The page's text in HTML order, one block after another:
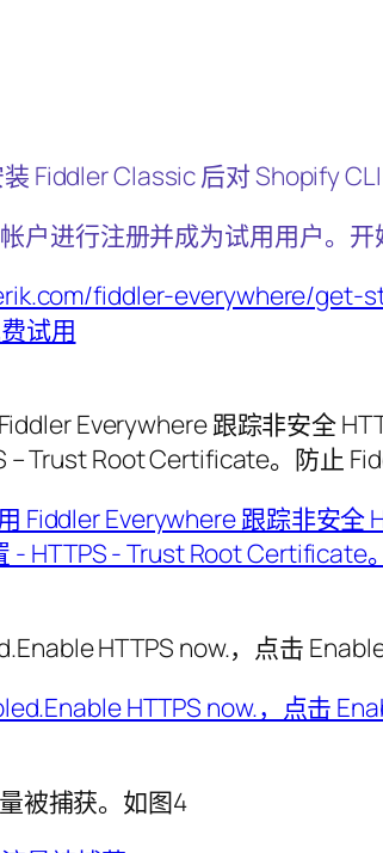
Fiddler Classic 后对 Shopify
户进行注册并成为试用用户。
Everywhere 跟踪非安全
– Trust Root Certificate。防止
HTTPS now.，点击
被捕获。如图4